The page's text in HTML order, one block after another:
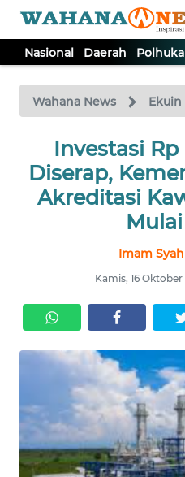
Nasional Daerah
Wahana News Ekuin
Investasi
Diserap,
Akreditasi
Imam
Kamis, 16
TV
Tutup
NASIONAL
DAERAH
EKUIN
SAINS-TEKNO
KESEHATAN
INTERNASIONAL